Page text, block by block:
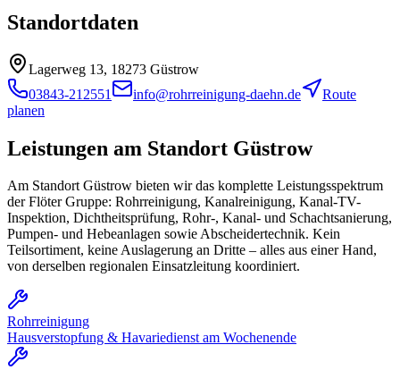
Standortdaten
Lagerweg 13, 18273 Güstrow
03843-212551
info@rohrreinigung-daehn.de
Route
planen
Leistungen am Standort Güstrow
Am Standort Güstrow bieten wir das komplette Leistungsspektrum
der Flöter Gruppe: Rohrreinigung, Kanalreinigung, Kanal-TV-
Inspektion, Dichtheitsprüfung, Rohr-, Kanal- und Schachtsanierung,
Pumpen- und Hebeanlagen sowie Abscheidertechnik. Kein
Teilsortiment, keine Auslagerung an Dritte – alles aus einer Hand,
von derselben regionalen Einsatzleitung koordiniert.
Rohrreinigung
Hausverstopfung & Havariedienst am Wochenende